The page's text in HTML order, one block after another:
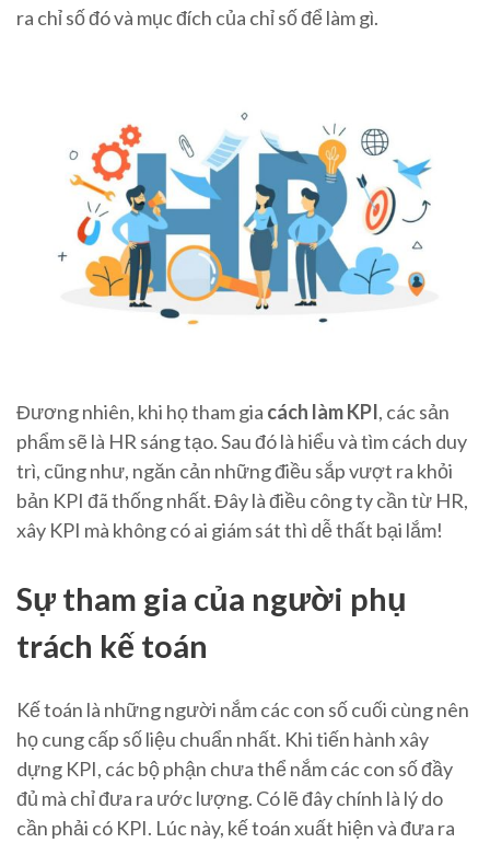
ra chỉ số đó và mục đích của chỉ số để làm gì.
Đương nhiên, khi họ tham gia cách làm KPI, các sản
phẩm sẽ là HR sáng tạo. Sau đó là hiểu và tìm cách duy
trì, cũng như, ngăn cản những điều sắp vượt ra khỏi
bản KPI đã thống nhất. Đây là điều công ty cần từ HR,
xây KPI mà không có ai giám sát thì dễ thất bại lắm!
Sự tham gia của người phụ
trách kế toán
Kế toán là những người nắm các con số cuối cùng nên
họ cung cấp số liệu chuẩn nhất. Khi tiến hành xây
dựng KPI, các bộ phận chưa thể nắm các con số đầy
đủ mà chỉ đưa ra ước lượng. Có lẽ đây chính là lý do
cần phải có KPI. Lúc này, kế toán xuất hiện và đưa ra